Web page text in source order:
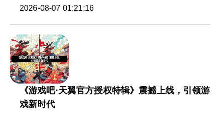
2026-08-07 01:21:16
《游戏吧·天翼官方授权特辑》震撼上线，引领游
戏新时代